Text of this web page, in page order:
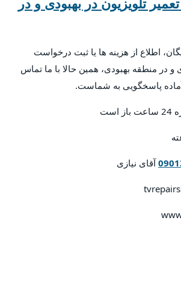
اطلاع از هزینه ها یا ثبت درخواست
و در منطقه بهبودی، همین حالا با ما تماس
آماده پاسخگویی به شماست.
آقای نیازی